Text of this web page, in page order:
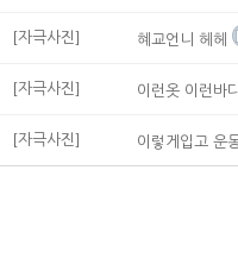
[자극사진] 혜교언니 헤헤
[자극사진] 이런옷 이런바디
[자극사진] 이렇게입고 운